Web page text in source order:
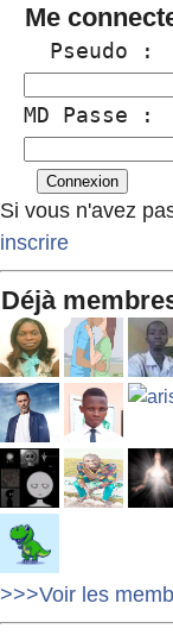
Me
  Pseudo :
MD Passe :
Si vous n'avez
inscrire
Déjà
>>>Voir les